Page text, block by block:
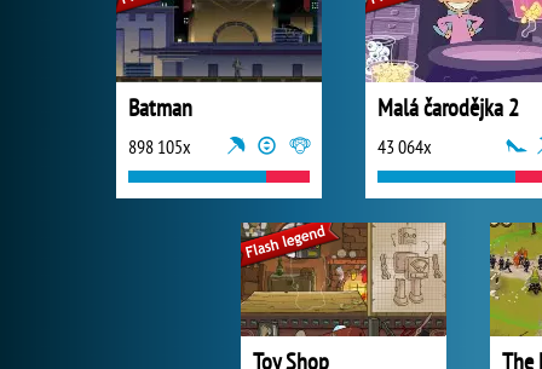
Batman
898 105x
Malá čarodějka 2
43 064x
Toy Shop The